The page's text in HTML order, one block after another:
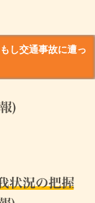
し交通事故に遭っ